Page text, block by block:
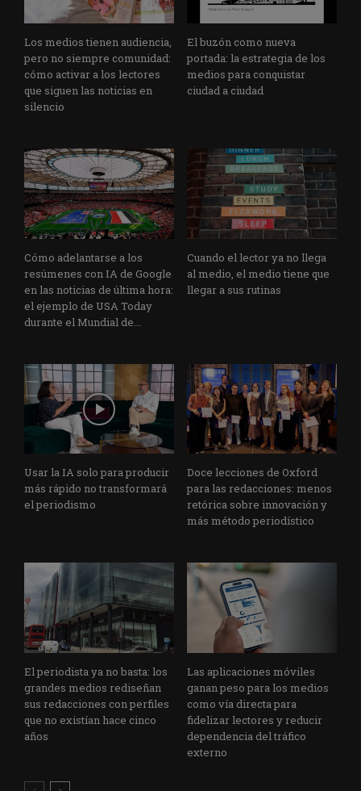
Los medios tienen audiencia,
pero no siempre comunidad:
cómo activar a los lectores
que siguen las noticias en
silencio
El buzón como nueva
portada: la estrategia de los
medios para conquistar
ciudad a ciudad
Cómo adelantarse a los
resúmenes con IA de Google
en las noticias de última hora:
el ejemplo de USA Today
durante el Mundial de...
Cuando el lector ya no llega
al medio, el medio tiene que
llegar a sus rutinas
Usar la IA solo para producir
más rápido no transformará
el periodismo
Doce lecciones de Oxford
para las redacciones: menos
retórica sobre innovación y
más método periodístico
El periodista ya no basta: los
grandes medios rediseñan
sus redacciones con perfiles
que no existían hace cinco
años
Las aplicaciones móviles
ganan peso para los medios
como vía directa para
fidelizar lectores y reducir
dependencia del tráfico
externo